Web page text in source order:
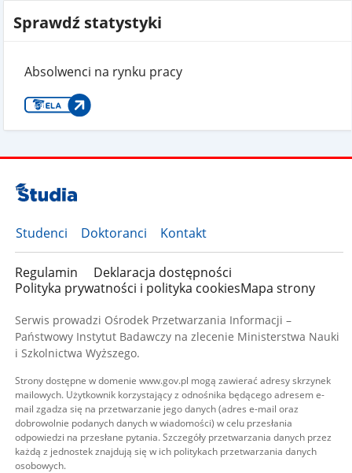
Sprawdź statystyki
Absolwenci na rynku pracy
Studenci Doktoranci Kontakt
Regulamin
Deklaracja dostępności
Polityka prywatności i polityka cookiesMapa strony
Serwis prowadzi Ośrodek Przetwarzania Informacji –
Państwowy Instytut Badawczy na zlecenie Ministerstwa Nauki
i Szkolnictwa Wyższego.
Strony dostępne w domenie www.gov.pl mogą zawierać adresy skrzynek
mailowych. Użytkownik korzystający z odnośnika będącego adresem e-
mail zgadza się na przetwarzanie jego danych (adres e-mail oraz
dobrowolnie podanych danych w wiadomości) w celu przesłania
odpowiedzi na przesłane pytania. Szczegóły przetwarzania danych przez
każdą z jednostek znajdują się w ich politykach przetwarzania danych
osobowych.